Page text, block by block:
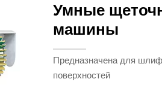
Умные
машины
Предназначена для
поверхностей